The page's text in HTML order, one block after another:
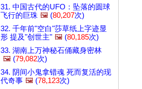
31. 中国古代的UFO：坠落的圆球
飞行的巨珠 🖼️ (80,207次)
32. 千年前"空白"莎草纸上字迹显
形 提及"创世主" 🖼️ (80,185次)
33. 湖南上万神秘石俑藏身密林
🖼️ (79,082次)
34. 阴间小鬼拿错魂 死而复活的现
代奇事 🖼️ (78,123次)